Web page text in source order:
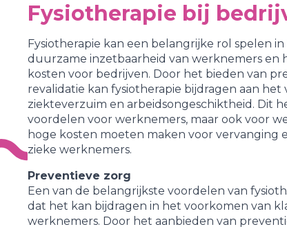
Fysiotherapie bij
Fysiotherapie kan een belangrijke rol spelen
duurzame inzetbaarheid van werknemers en
kosten voor bedrijven. Door het bieden van
revalidatie kan fysiotherapie bijdragen aan het
ziekteverzuim en arbeidsongeschiktheid. Dit
voordelen voor werknemers, maar ook voor
hoge kosten moeten maken voor vervanging
zieke werknemers.
Preventieve zorg
Een van de belangrijkste voordelen van
dat het kan bijdragen in het voorkomen van
werknemers. Door het aanbieden van